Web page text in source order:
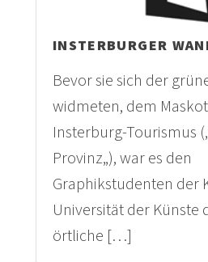
INSTERBURGER
Bevor sie sich der
widmeten, dem
Insterburg-Tourismus
Provinz„), war es den
Graphikstudenten der
Universität der Künste
örtliche […]